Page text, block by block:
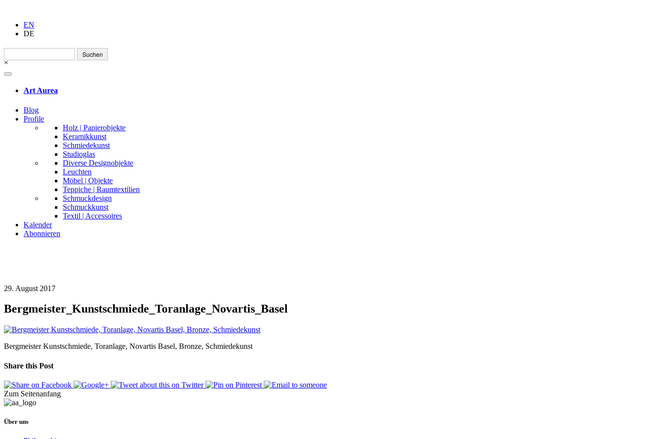
EN
DE
Suchen
nach:
×
Art Aurea
Blog
Profile
Holz | Papierobjekte
Keramikkunst
Schmiedekunst
Studioglas
Diverse Designobjekte
Leuchten
Möbel | Objekte
Teppiche | Raumtextilien
Schmuckdesign
Schmuckkunst
Textil | Accessoires
Kalender
Abonnieren
29. August 2017
Bergmeister_Kunstschmiede_Toranlage_Novartis_Basel
Bergmeister Kunstschmiede, Toranlage, Novartis Basel, Bronze, Schmiedekunst
Share this Post
Zum Seitenanfang
Über uns